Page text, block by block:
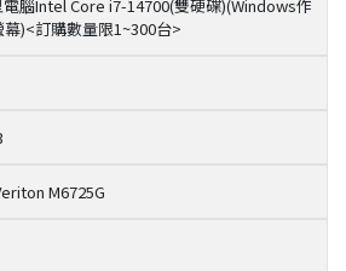
電腦Intel Core i7-14700(雙硬碟)(Windows作
)<訂購數量限1~300台>
M6725G